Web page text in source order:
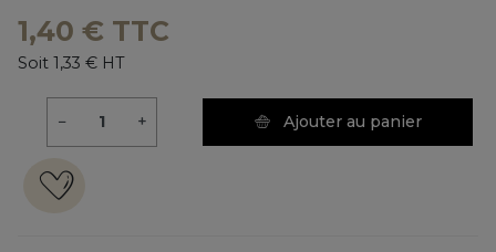
1,40 € TTC
Soit 1,33 € HT
− + Ajouter au panier